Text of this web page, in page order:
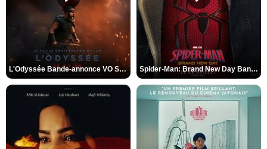
L'Odyssée Bande-annonce VO STFR Spider-Man: Brand New Day Bande-annonce VO STFR